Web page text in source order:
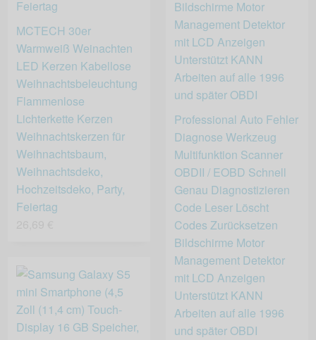
MCTECH 30er
Warmweiß Weinachten
LED Kerzen Kabellose
Weihnachtsbeleuchtung
Flammenlose
Lichterkette Kerzen
Weihnachtskerzen für
Weihnachtsbaum,
Weihnachtsdeko,
Hochzeitsdeko, Party,
Feiertag
Professional Auto Fehler
Diagnose Werkzeug
Multifunktion Scanner
OBDII / EOBD Schnell
Genau Diagnostizieren
Code Leser Löscht
Codes Zurücksetzen
Bildschirme Motor
Management Detektor
mit LCD Anzeigen
Unterstützt KANN
Arbeiten auf alle 1996
und später OBDI